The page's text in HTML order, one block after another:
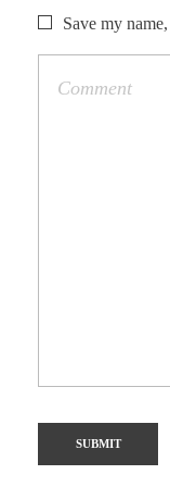
Save my